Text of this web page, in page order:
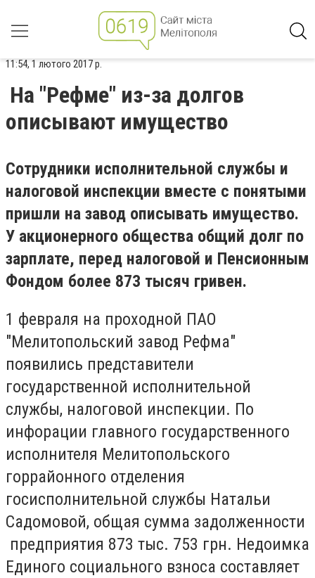
11:54, 1 лютого 2017 р.
На "Рефме" из-за долгов
описывают имущество
Сотрудники исполнительной службы и
налоговой инспекции вместе с понятыми
пришли на завод описывать имущество.
У акционерного общества общий долг по
зарплате, перед налоговой и Пенсионным
Фондом более 873 тысяч гривен.
1 февраля на проходной ПАО
"Мелитопольский завод Рефма"
появились представители
государственной исполнительной
службы, налоговой инспекции. По
инфорации главного государственного
исполнителя Мелитопольского
горрайонного отделения
госисполнительной службы Натальи
Садомовой, общая сумма задолженности
предприятия 873 тыс. 753 грн. Недоимка
Единого социального взноса составляет